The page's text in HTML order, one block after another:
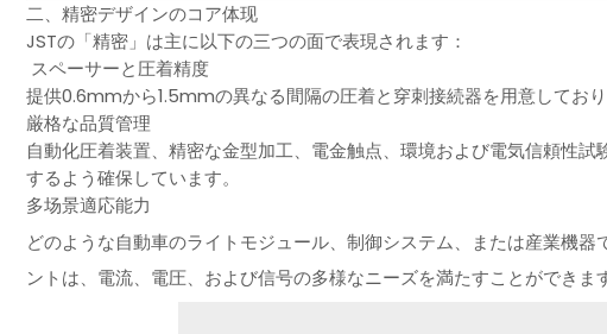
二、精密デザインのコア体现
JSTの「精密」は主に以下の三つの面で表現されます：
スペーサーと圧着精度
提供0.6mmから1.5mmの異なる間隔の圧着と穿刺接続器を用意してお
厳格な品質管理
自動化圧着装置、精密な金型加工、電金触点、環境および電気信頼性
するよう確保しています。
多场景適応能力
どのような自動車のライトモジュール、制御システム、または産業機
ントは、電流、電圧、および信号の多様なニーズを満たすことができます